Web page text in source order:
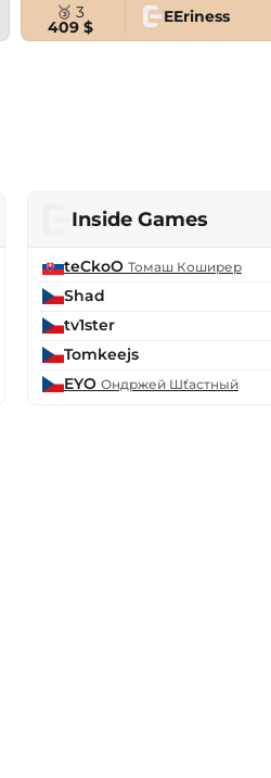
🥉 3
409 $
EEriness
Inside Games
teCkoO Томаш Коширер
Shad
tv1ster
Tomkeejs
EYO Ондржей Шťастный